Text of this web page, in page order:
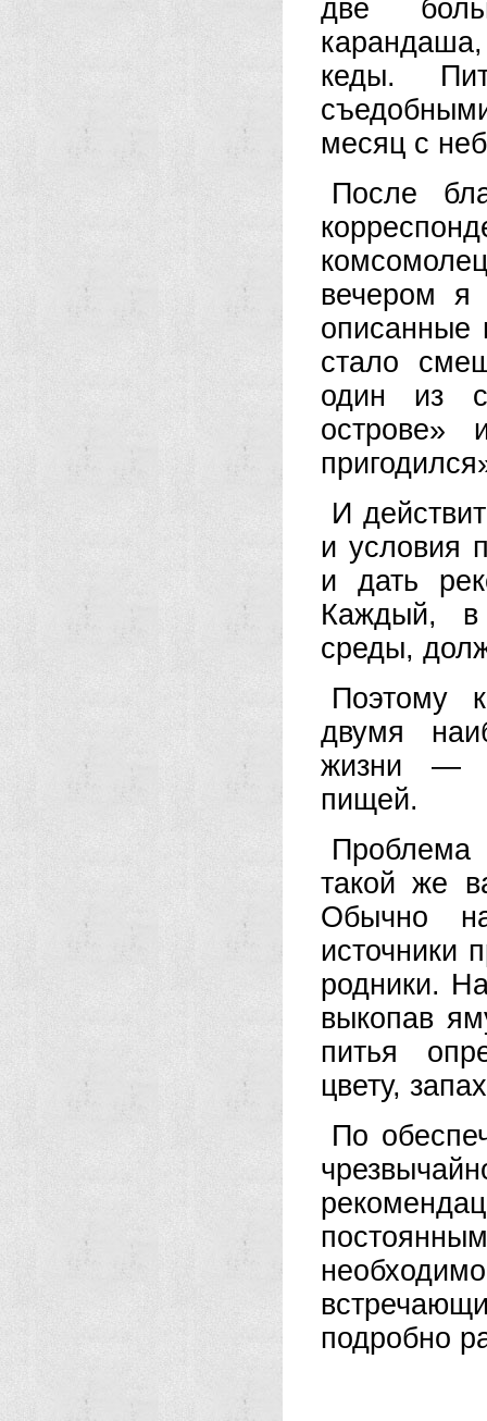
две
кеды.
месяц с
После
вечером я
стало
один из
И
и условия
и дать
Каждый, в
среды,
Поэтому
двумя
жизни —
пищей.
Проблема
такой же
Обычно
источники
родники.
выкопав
питья
цвету,
По
подробно